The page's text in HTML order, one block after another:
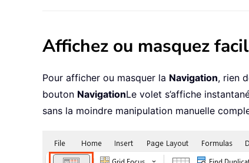
Affichez ou masquez
Pour afficher ou masquer la Navigation, rien
bouton NavigationLe volet s’affiche
sans la moindre manipulation manuelle